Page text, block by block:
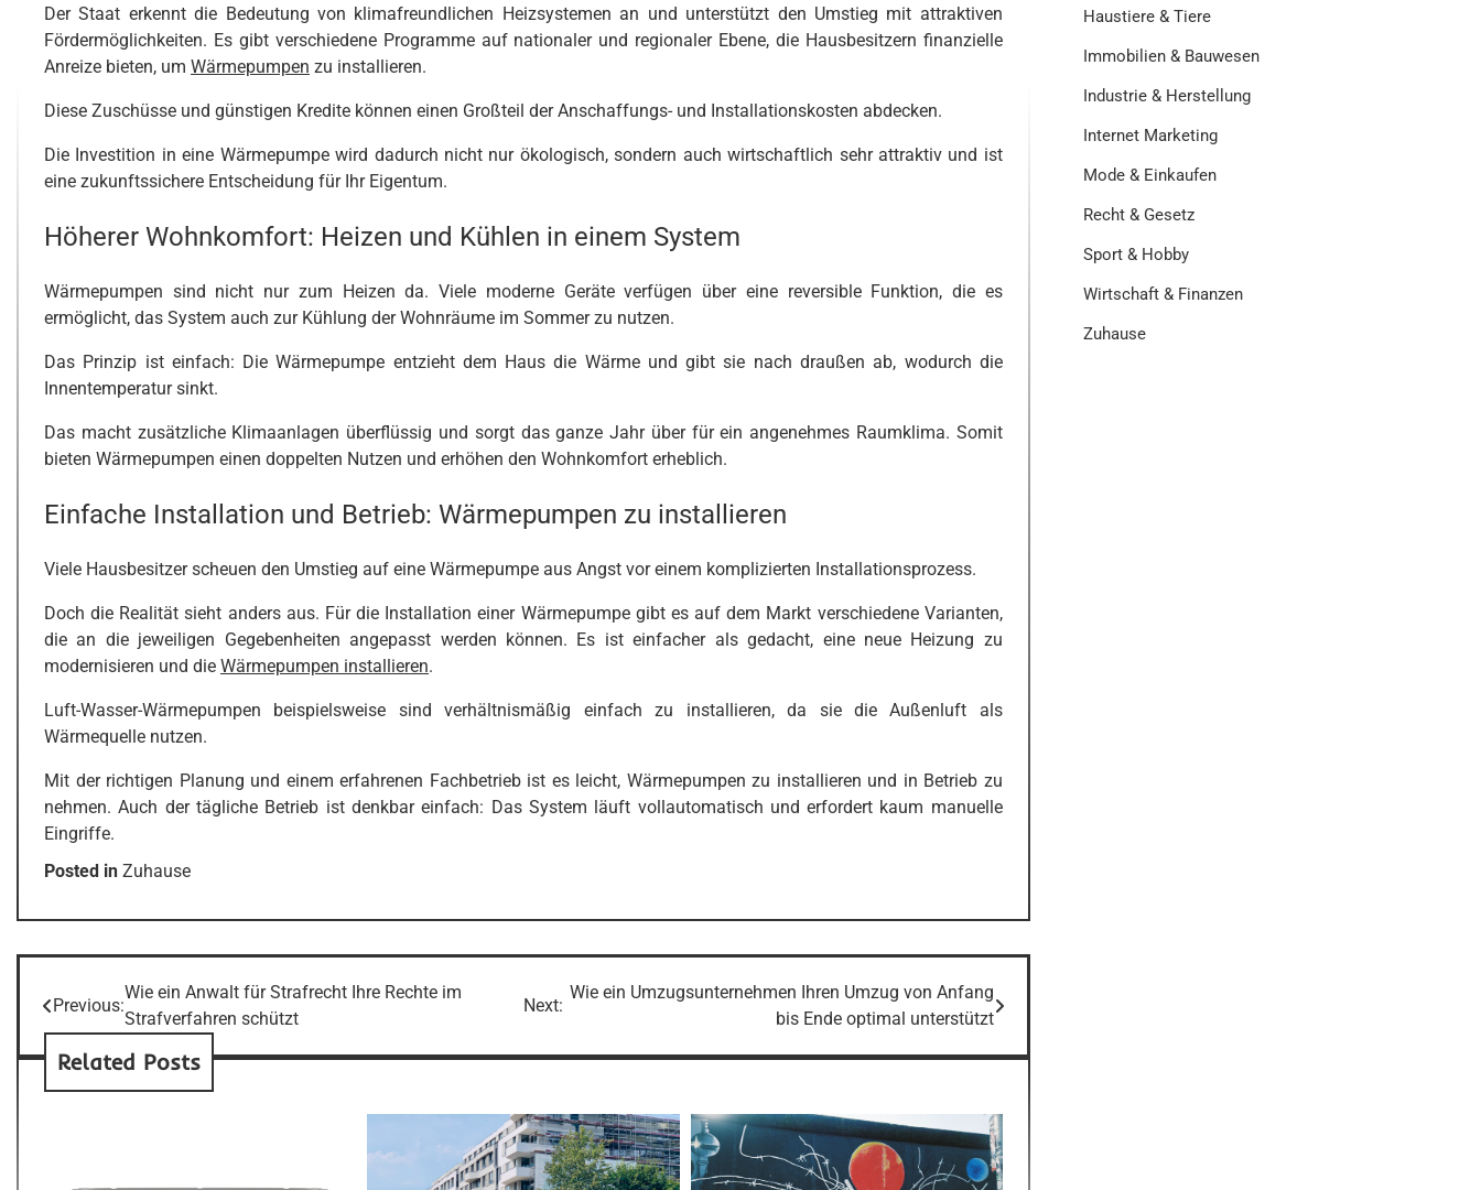
Der Staat erkennt die Bedeutung von klimafreundlichen Heizsystemen an und unterstützt den Umstieg mit attraktiven
Fördermöglichkeiten. Es gibt verschiedene Programme auf nationaler und regionaler Ebene, die Hausbesitzern finanzielle
Anreize bieten, um Wärmepumpen zu installieren.
Diese Zuschüsse und günstigen Kredite können einen Großteil der Anschaffungs- und Installationskosten abdecken.
Die Investition in eine Wärmepumpe wird dadurch nicht nur ökologisch, sondern auch wirtschaftlich sehr attraktiv und ist
eine zukunftssichere Entscheidung für Ihr Eigentum.
Höherer Wohnkomfort: Heizen und Kühlen in einem System
Wärmepumpen sind nicht nur zum Heizen da. Viele moderne Geräte verfügen über eine reversible Funktion, die es
ermöglicht, das System auch zur Kühlung der Wohnräume im Sommer zu nutzen.
Das Prinzip ist einfach: Die Wärmepumpe entzieht dem Haus die Wärme und gibt sie nach draußen ab, wodurch die
Innentemperatur sinkt.
Das macht zusätzliche Klimaanlagen überflüssig und sorgt das ganze Jahr über für ein angenehmes Raumklima. Somit
bieten Wärmepumpen einen doppelten Nutzen und erhöhen den Wohnkomfort erheblich.
Einfache Installation und Betrieb: Wärmepumpen zu installieren
Viele Hausbesitzer scheuen den Umstieg auf eine Wärmepumpe aus Angst vor einem komplizierten Installationsprozess.
Doch die Realität sieht anders aus. Für die Installation einer Wärmepumpe gibt es auf dem Markt verschiedene Varianten,
die an die jeweiligen Gegebenheiten angepasst werden können. Es ist einfacher als gedacht, eine neue Heizung zu
modernisieren und die Wärmepumpen installieren.
Luft-Wasser-Wärmepumpen beispielsweise sind verhältnismäßig einfach zu installieren, da sie die Außenluft als
Wärmequelle nutzen.
Mit der richtigen Planung und einem erfahrenen Fachbetrieb ist es leicht, Wärmepumpen zu installieren und in Betrieb zu
nehmen. Auch der tägliche Betrieb ist denkbar einfach: Das System läuft vollautomatisch und erfordert kaum manuelle
Eingriffe.
Posted in Zuhause
Post
navigation
Previous:
Wie ein Anwalt für Strafrecht Ihre Rechte im
Strafverfahren schützt
Next:
Wie ein Umzugsunternehmen Ihren Umzug von Anfang
bis Ende optimal unterstützt
Related Posts
Haustiere & Tiere
Immobilien & Bauwesen
Industrie & Herstellung
Internet Marketing
Mode & Einkaufen
Recht & Gesetz
Sport & Hobby
Wirtschaft & Finanzen
Zuhause